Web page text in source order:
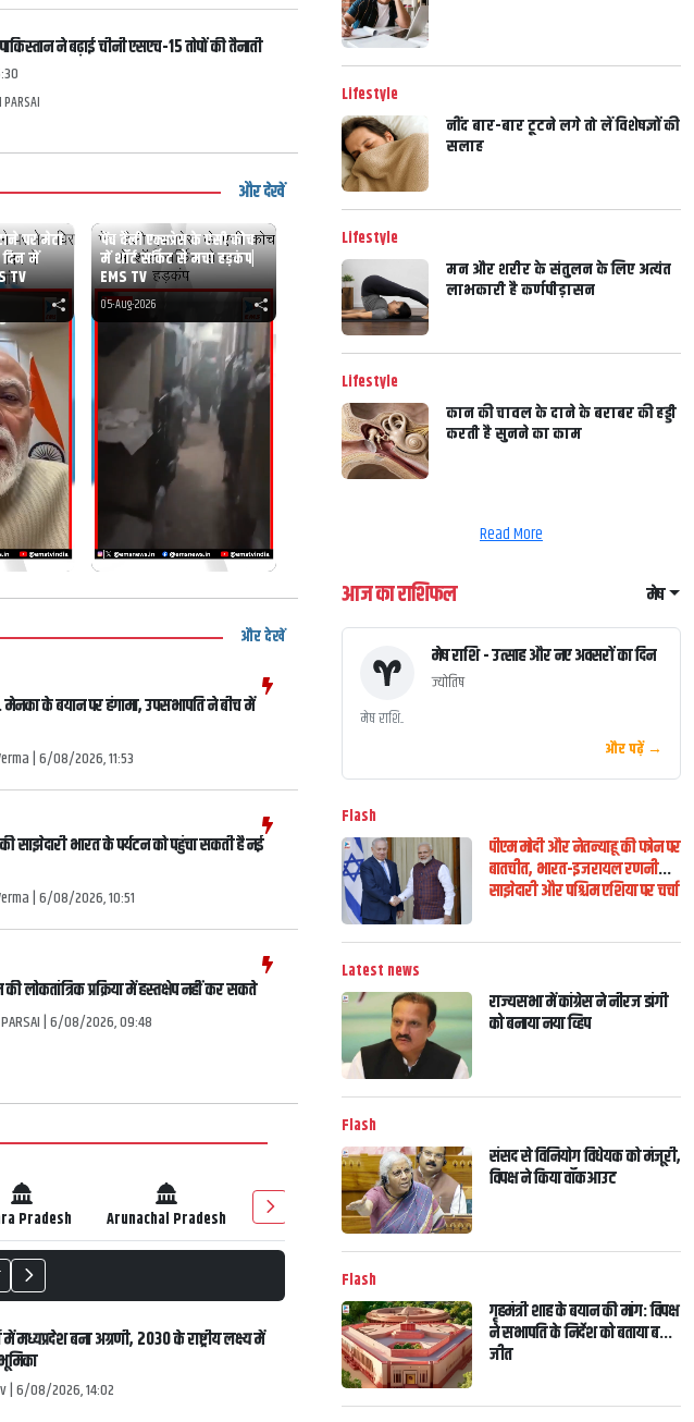
ने बढ़ाई चीनी एसएच-15 तोपों की तैनाती
और देखें
पर मेटा
दिन में
TV
पेंच वैली एक्सप्रेस के एसी कोच
में शॉर्ट सर्किट से मचा हड़कंप|
EMS TV
05-Aug-2026
और देखें
के बयान पर हंगामा, उपसभापति ने बीच में
|6/08/2026, 11:53
साझेदारी भारत के पर्यटन को पहुंचा सकती है नई
|6/08/2026, 10:51
लोकतांत्रिक प्रक्रिया में हस्तक्षेप नहीं कर सकते
|6/08/2026, 09:48
Pradesh Arunachal Pradesh
मध्यप्रदेश बना अग्रणी, 2030 के राष्ट्रीय लक्ष्य में
|6/08/2026, 14:02
Lifestyle
नींद बार-बार टूटने लगे तो लें विशेषज्ञों की
सलाह
Lifestyle
मन और शरीर के संतुलन के लिए अत्यंत
लाभकारी है कर्णपीड़ासन
Lifestyle
कान की चावल के दाने के बराबर की हड्डी
करती है सुनने का काम
Read More
आज का राशिफल मेष
मेष राशि - उत्साह और नए अवसरों का दिन
ज्योतिष
मेष राशि...
और पढ़ें →
Flash
पीएम मोदी और नेतन्याहू की फोन पर
बातचीत, भारत-इजरायल रणनीतिक
साझेदारी और पश्चिम एशिया पर चर्चा
Latest news
राज्यसभा में कांग्रेस ने नीरज डांगी
को बनाया नया व्हिप
Flash
संसद से विनियोग विधेयक को मंजूरी,
विपक्ष ने किया वॉकआउट
Flash
गृहमंत्री शाह के बयान की मांग: विपक्ष
ने सभापति के निर्देश को बताया बड़ी
जीत